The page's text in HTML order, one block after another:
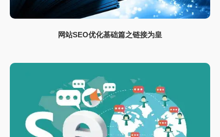
网站SEO优化基础篇之链接为皇